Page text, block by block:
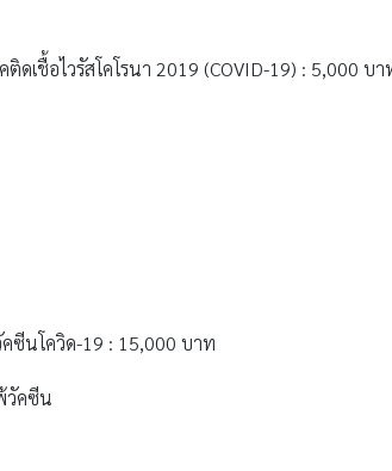
ดเชื้อไวรัสโคโรนา 2019 (COVID-19) : 5,000 บ
ซีนโควิด-19 : 15,000 บาท
วัคซีน